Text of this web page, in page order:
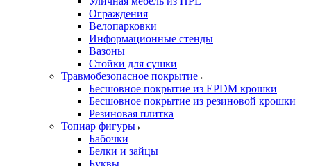
Ограждения
Велопарковки
Информационные стенды
Вазоны
Стойки для сушки
Травмобезопасное покрытие
Бесшовное покрытие из EPDM крошки
Бесшовное покрытие из резиновой крошки
Резиновая плитка
Топиар фигуры
Бабочки
Белки и зайцы
Буквы